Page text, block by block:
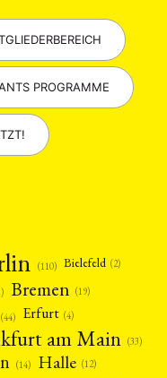
PROGRAMME
(110) Bielefeld (2)
Bremen (19)
(44) Erfurt (4)
am Main (33)
(14) Halle (12)